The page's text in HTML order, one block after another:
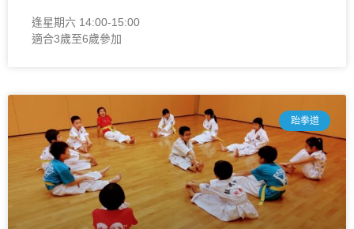
逢星期六 14:00-15:00
適合3歲至6歲參加
跆拳道